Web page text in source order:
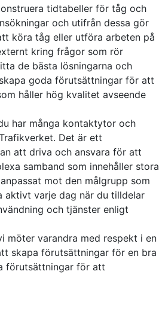
tidtabeller för tåg och
och utifrån dessa gör
köra tåg eller utföra arbeten på
kring frågor som rör
de bästa lösningarna och
goda förutsättningar för att
håller hög kvalitet avseende
har många kontaktytor och
Det är ett
att driva och ansvara för att
samband som innehåller stora
mot den målgrupp som
aktivt varje dag när du tilldelar
och tjänster enligt
möter varandra med respekt i en
skapa förutsättningar för en bra
förutsättningar för att